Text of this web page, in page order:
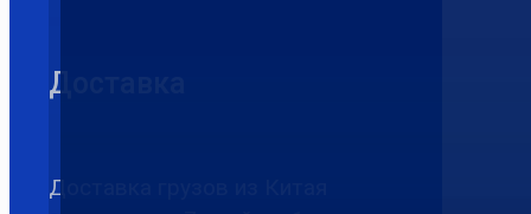
Доставка
Доставка грузов из Китая